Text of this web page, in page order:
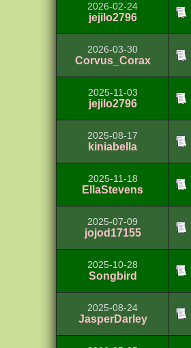
2026-02-24
jejilo2796
2026-03-30
Corvus_Corax
2025-11-03
jejilo2796
2025-08-17
kiniabella
2025-11-18
EllaStevens
2025-07-09
jojod17155
2025-10-28
Songbird
2025-08-24
JasperDarley